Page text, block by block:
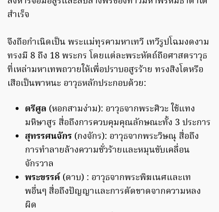
สำเร็จ
จึงถือกำเนิดเป็น พระแม่ทุรคามหาเทวี เทวีรูปโฉมงดงาม
ทรงมี 8 ถึง 18 พระกร โดยแต่ละพระหัตถ์ถือศาสตราวุธ
ที่เหล่ามหาเทพถวายให้เพื่อปราบอสูรร้าย ทรงสิงโตหรือ
เสือเป็นพาหนะ อาวุธหลักประกอบด้วย:
ตรีศูล (หอกสามง่าม): อาวุธจากพระศิวะ ใช้แทง
มหิษาสูร สื่อถึงการควบคุมคุณลักษณะทั้ง 3 ประการ
สุทรรศนจักร (กงจักร): อาวุธจากพระวิษณุ สื่อถึง
การทำลายล้างความชั่วร้ายและหมุนขับเคลื่อน
จักรวาล
พระขรรค์ (ดาบ) : อาวุธจากพระพิฆเนศและเท
พอื่นๆ สื่อถึงปัญญาและการตัดขาดจากความหลง
ผิด